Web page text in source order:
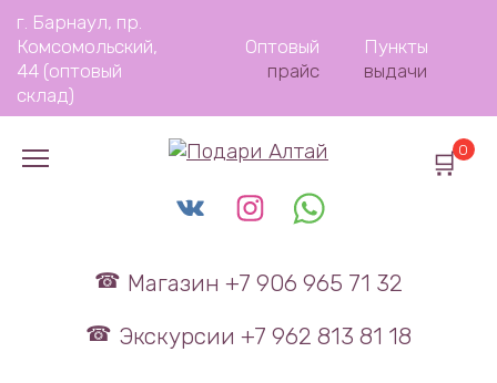
Перейти
содержанию
г. Барнаул, пр.
Комсомольский,
44 (оптовый
склад)
Оптовый
прайс
Пункты
выдачи
Магазин +7 906 965 71 32
Экскурсии +7 962 813 81 18
0